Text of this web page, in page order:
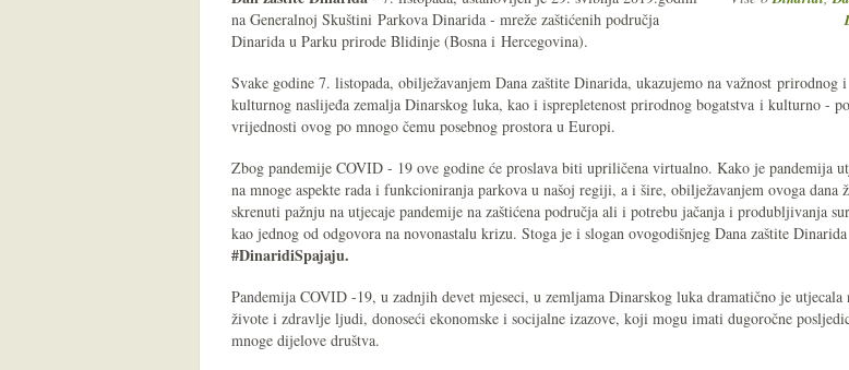
na Generalnoj Skuštini Parkova Dinarida - mreže zaštićenih područja
Dinarida u Parku prirode Blidinje (Bosna i Hercegovina).
Svake godine 7. listopada, obilježavanjem Dana zaštite Dinarida, ukazujemo na važnost prirodnog i
kulturnog naslijeđa zemalja Dinarskog luka, kao i isprepletenost prirodnog bogatstva i kulturno -
vrijednosti ovog po mnogo čemu posebnog prostora u Europi.
Zbog pandemije COVID - 19 ove godine će proslava biti upriličena virtualno. Kako je pandemija
na mnoge aspekte rada i funkcioniranja parkova u našoj regiji, a i šire, obilježavanjem ovoga dana
skrenuti pažnju na utjecaje pandemije na zaštićena područja ali i potrebu jačanja i produbljivanja
kao jednog od odgovora na novonastalu krizu. Stoga je i slogan ovogodišnjeg Dana zaštite Dinarida
#DinaridiSpajaju.
Pandemija COVID -19, u zadnjih devet mjeseci, u zemljama Dinarskog luka dramatično je utjecala
živote i zdravlje ljudi, donoseći ekonomske i socijalne izazove, koji mogu imati dugoročne
mnoge dijelove društva.